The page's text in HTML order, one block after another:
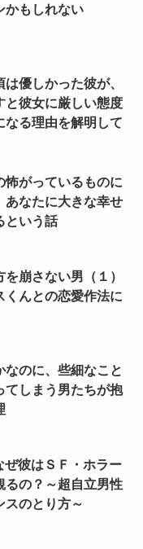
かもしれない
優しかった彼が、
と彼女に厳しい態度
なる理由を解明して
怖がっているものに
あなたに大きな幸せ
という話
崩さない男（１）
くんとの恋愛作法に
なのに、些細なこと
てしまう男たちが抱
ぜ彼はＳＦ・ホラー
るの？～超自立男性
スのとり方～